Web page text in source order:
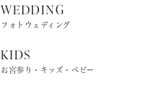
WEDDING
フォトウェディング
KIDS
お宮参り・キッズ・ベビー